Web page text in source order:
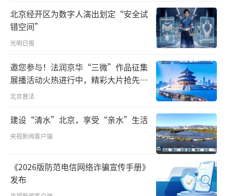
北京经开区为数字人演出划定“安全试
错空间”
光明日报
邀您参与！法润京华“三微”作品征集
展播活动火热进行中，精彩大片抢先看
～
北京普法
建设“清水”北京，享受“亲水”生活
央视新闻客户端
《2026版防范电信网络诈骗宣传手册》
发布